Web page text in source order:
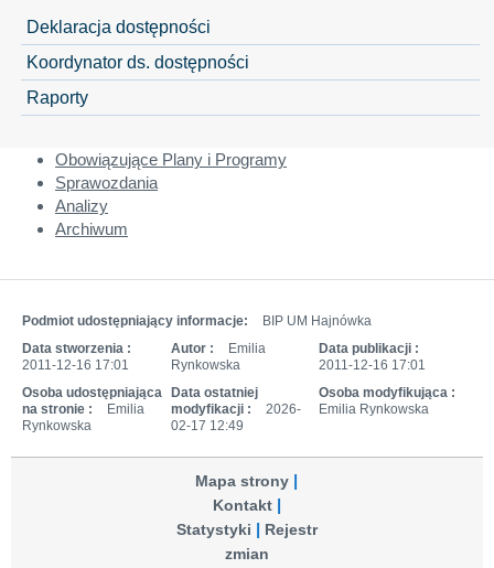
Deklaracja dostępności
Koordynator ds. dostępności
Raporty
Obowiązujące Plany i Programy
Sprawozdania
Analizy
Archiwum
Podmiot udostępniający informacje:
BIP UM Hajnówka
Data stworzenia :
2011-12-16 17:01
Autor :
Emilia
Rynkowska
Data publikacji :
2011-12-16 17:01
Osoba udostępniająca
na stronie :
Emilia
Rynkowska
Data ostatniej
modyfikacji :
2026-
02-17 12:49
Osoba modyfikująca :
Emilia Rynkowska
Mapa strony
Kontakt
Statystyki
Rejestr
zmian